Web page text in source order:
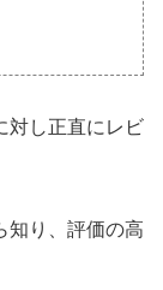
対し正直にレビ
知り、評価の高